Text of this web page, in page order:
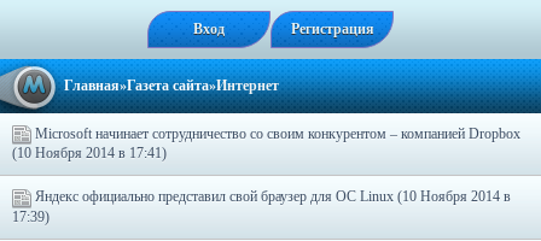
Вход Регистрация
Главная»Газета сайта»Интернет
Microsoft начинает сотрудничество со своим конкурентом – компанией Dropbox
(10 Ноября 2014 в 17:41)
Яндекс официально представил свой браузер для ОС Linux (10 Ноября 2014 в
17:39)